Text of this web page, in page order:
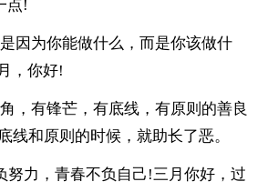
点!
为你能做什么，而是你该做什
，你好!
有锋芒，有底线，有原则的善良
线和原则的时候，就助长了恶。
力，青春不负自己!三月你好，过